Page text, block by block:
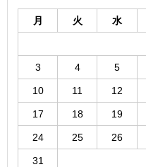
月 火 水
3 4 5
10 11 12
17 18 19
24 25 26
31